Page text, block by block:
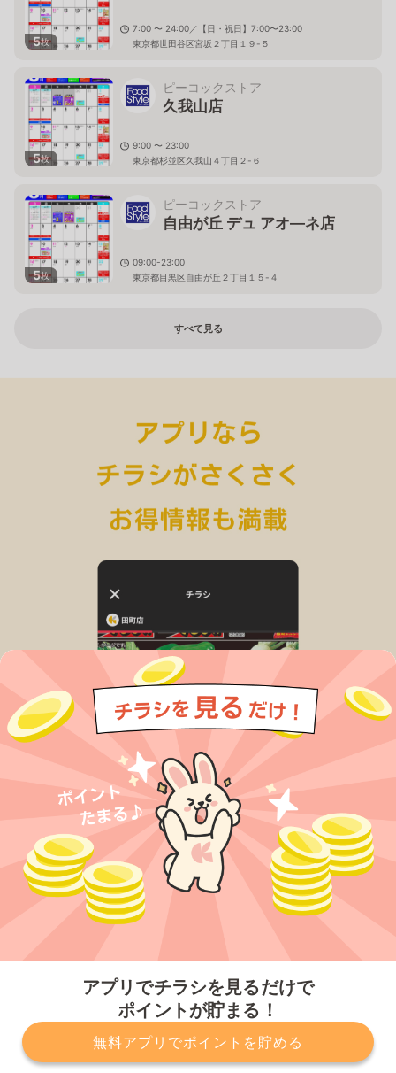
アプリでチラシを見るだけで
ポイントが貯まる！
無料アプリでポイントを貯める
5枚
7:00 〜 24:00／【日・祝日】7:00〜23:00
東京都世田谷区宮坂２丁目１９-５
5枚
ピーコックストア
久我山店
9:00 〜 23:00
東京都杉並区久我山４丁目２-６
5枚
ピーコックストア
自由が丘 デュ アオ―ネ店
09:00-23:00
東京都目黒区自由が丘２丁目１５-４
すべて見る
プライバシーポリシー 利用規約
運営会社